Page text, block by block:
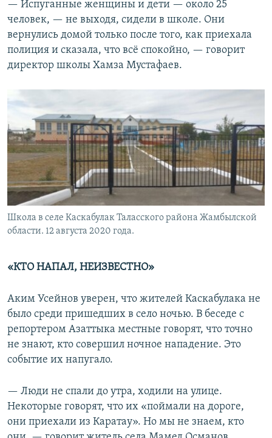
— Испуганные женщины и дети — около 25
человек, — не выходя, сидели в школе. Они
вернулись домой только после того, как приехала
полиция и сказала, что всё спокойно, — говорит
директор школы Хамза Мустафаев.
Школа в селе Каскабулак Таласского района Жамбылской
области. 12 августа 2020 года.
«КТО НАПАЛ, НЕИЗВЕСТНО»
Аким Усейнов уверен, что жителей Каскабулака не
было среди пришедших в село ночью. В беседе с
репортером Азаттыка местные говорят, что точно
не знают, кто совершил ночное нападение. Это
событие их напугало.
— Люди не спали до утра, ходили на улице.
Некоторые говорят, что их «поймали на дороге,
они приехали из Каратау». Но мы не знаем, кто